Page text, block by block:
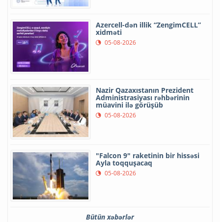
Azercell-dən illik “ZengimCELL”
xidməti
05-08-2026
Nazir Qazaxıstanın Prezident
Administrasiyası rəhbərinin
müavini ilə görüşüb
05-08-2026
"Falcon 9" raketinin bir hissəsi
Ayla toqquşacaq
05-08-2026
Bütün xəbərlər